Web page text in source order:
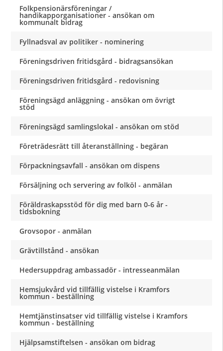
Folkpensionärsföreningar /
handikapporganisationer - ansökan om
kommunalt bidrag
Fyllnadsval av politiker - nominering
Föreningsdriven fritidsgård - bidragsansökan
Föreningsdriven fritidsgård - redovisning
Föreningsägd anläggning - ansökan om övrigt
stöd
Föreningsägd samlingslokal - ansökan om stöd
Företrädesrätt till återanställning - begäran
Förpackningsavfall - ansökan om dispens
Försäljning och servering av folköl - anmälan
Föräldraskapsstöd för dig med barn 0-6 år -
tidsbokning
Grovsopor - anmälan
Grävtillstånd - ansökan
Hedersuppdrag ambassadör - intresseanmälan
Hemsjukvård vid tillfällig vistelse i Kramfors
kommun - beställning
Hemtjänstinsatser vid tillfällig vistelse i Kramfors
kommun - beställning
Hjälpsamstiftelsen - ansökan om bidrag